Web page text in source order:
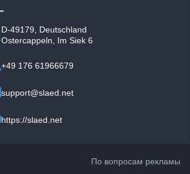
D-49179, Deutschland
Ostercappeln, Im Siek 6
+49 176 61966679
support@slaed.net
https://slaed.net
По вопросам рекламы